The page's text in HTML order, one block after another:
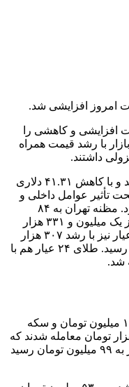
افزایشی و کاهشی را
با رشد قیمت همراه
داشتند.
بهای اونس جهانی طلا به ۴۶۷۴ دلار رسید و با کاهش ۴۱.۳۱ دلاری
تأثیر عوامل داخلی و
نرخ ارز، مسیر افزایشی خود را حفظ کرد. مظنه تهران به ۸۴
میلیون و ۵۰۰ هزار تومان رسید و بیش از یک میلیون و ۳۳۱ هزار
تومان افزایش یافت. هر گرم طلای ۱۸ عیار نیز با رشد ۳۰۷ هزار
تومانی، به ۱۹ میلیون و ۵۰۷ هزار تومان رسید. طلای ۲۴ عیار هم با
در بازار سکه، سکه طرح جدید با نرخ ۱۹۳ میلیون تومان و سکه
قدیم با قیمت ۱۹۰ میلیون و ۵۰۰ هزار تومان معامله شدند که
هر دو افزایش قیمت داشتند. نیم‌سکه نیز به ۹۹ میلیون تومان رسید